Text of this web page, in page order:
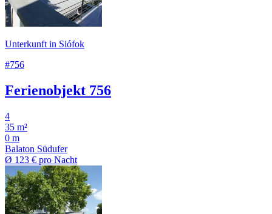
Unterkunft in Siófok
#756
Ferienobjekt 756
4
35 m²
0 m
Balaton Südufer
Ø 123 € pro Nacht